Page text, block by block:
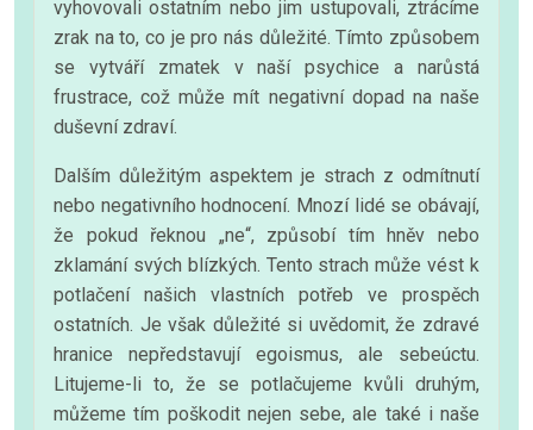
vyhovovali ostatním nebo jim ustupovali, ztrácíme
zrak na to, co je pro nás důležité. Tímto způsobem
se vytváří zmatek v naší psychice a narůstá
frustrace, což může mít negativní dopad na naše
duševní zdraví.
Dalším důležitým aspektem je strach z odmítnutí
nebo negativního hodnocení. Mnozí lidé se obávají,
že pokud řeknou „ne“, způsobí tím hněv nebo
zklamání svých blízkých. Tento strach může vést k
potlačení našich vlastních potřeb ve prospěch
ostatních. Je však důležité si uvědomit, že zdravé
hranice nepředstavují egoismus, ale sebeúctu.
Litujeme-li to, že se potlačujeme kvůli druhým,
můžeme tím poškodit nejen sebe, ale také i naše